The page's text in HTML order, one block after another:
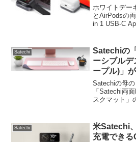
Apple
レス充電ド
22%OFFセ
ホワイトデー
とAirPodsの
in 1 USB-C
Satechi
Satechiの
ーシブルデ
ープル)」
15%OFFセ
Satechiの母
「Satechi両
スクマット」
Satechi
米Satechi
充電でき